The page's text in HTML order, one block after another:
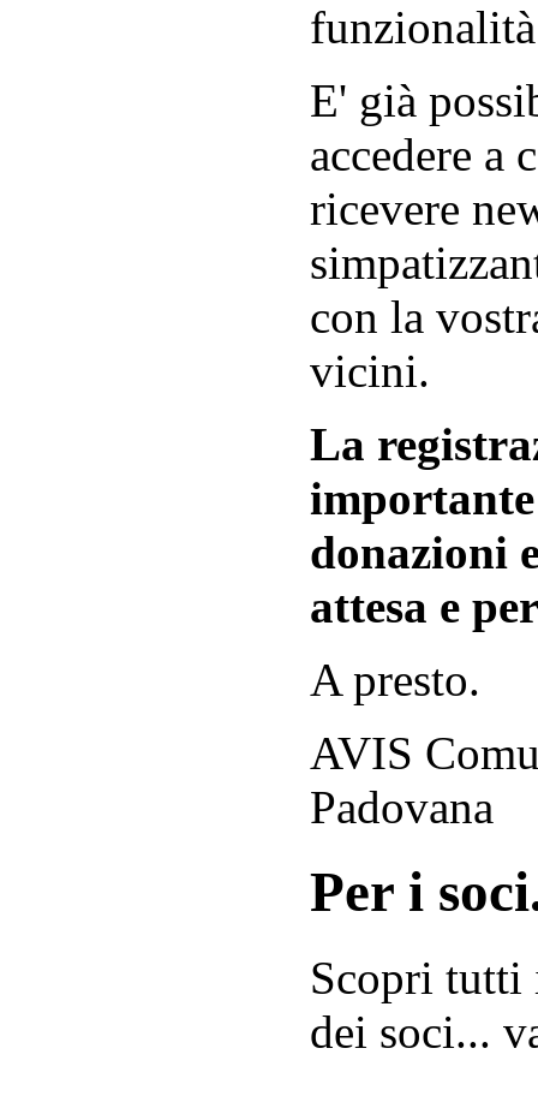
E' già
accedere a
ricevere
con la
vicini.
La
donazioni
attesa e
A presto.
AVIS
Padovana
Per i
Scopri tutti
dei soci...